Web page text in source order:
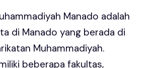
Manado adalah
di Manado yang berada di
Muhammadiyah.
beberapa fakultas,